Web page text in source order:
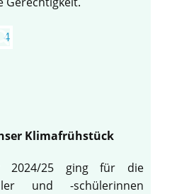
Klimafrühstück
2024/25 ging für die
und -schülerinnen